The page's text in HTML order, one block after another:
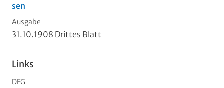
sen
Ausgabe
31.10.1908 Drittes Blatt
Links
DFG